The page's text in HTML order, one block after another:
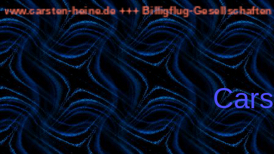
heine.de +++ Billigflug-Gesellschaften +++